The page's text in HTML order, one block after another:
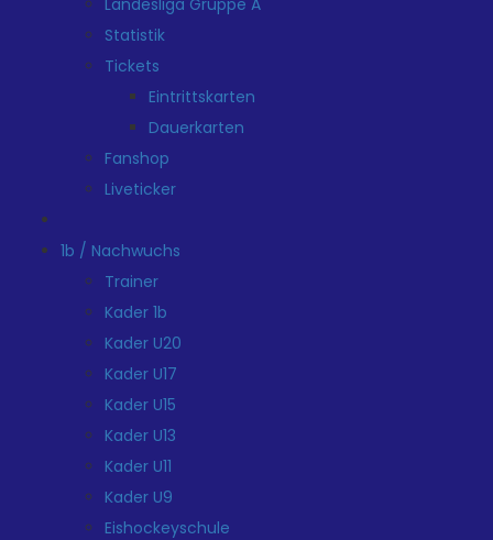
Landesliga Gruppe A
Statistik
Tickets
Eintrittskarten
Dauerkarten
Fanshop
Liveticker
1b / Nachwuchs
Trainer
Kader 1b
Kader U20
Kader U17
Kader U15
Kader U13
Kader U11
Kader U9
Eishockeyschule